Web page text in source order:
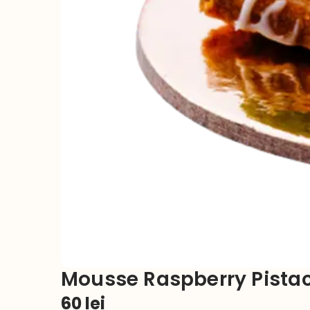
Mousse Raspberry
60lei